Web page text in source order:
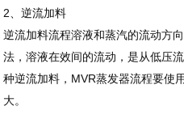
2、逆流加料
逆流加料流程溶液和蒸汽的流动方
法，溶液在效间的流动，是从低压
种逆流加料，MVR蒸发器流程要使
大。